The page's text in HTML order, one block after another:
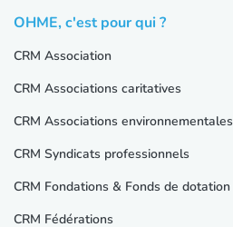
OHME, c'est pour qui ?
CRM Association
CRM Associations caritatives
CRM Associations environnementales
CRM Syndicats professionnels
CRM Fondations & Fonds de dotation
CRM Fédérations